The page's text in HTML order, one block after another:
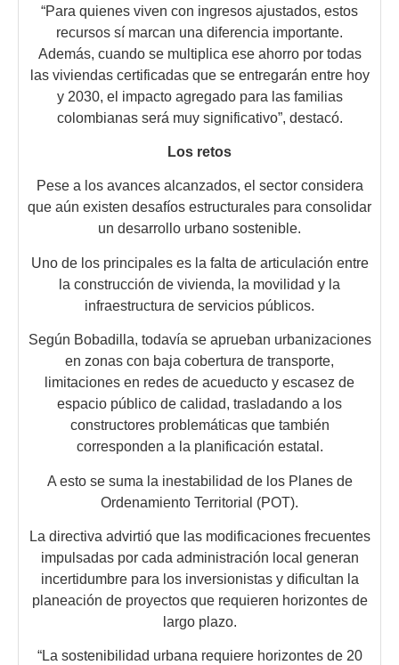
“Para quienes viven con ingresos ajustados, estos
recursos sí marcan una diferencia importante.
Además, cuando se multiplica ese ahorro por todas
las viviendas certificadas que se entregarán entre hoy
y 2030, el impacto agregado para las familias
colombianas será muy significativo”, destacó.
Los retos
Pese a los avances alcanzados, el sector considera
que aún existen desafíos estructurales para consolidar
un desarrollo urbano sostenible.
Uno de los principales es la falta de articulación entre
la construcción de vivienda, la movilidad y la
infraestructura de servicios públicos.
Según Bobadilla, todavía se aprueban urbanizaciones
en zonas con baja cobertura de transporte,
limitaciones en redes de acueducto y escasez de
espacio público de calidad, trasladando a los
constructores problemáticas que también
corresponden a la planificación estatal.
A esto se suma la inestabilidad de los Planes de
Ordenamiento Territorial (POT).
La directiva advirtió que las modificaciones frecuentes
impulsadas por cada administración local generan
incertidumbre para los inversionistas y dificultan la
planeación de proyectos que requieren horizontes de
largo plazo.
“La sostenibilidad urbana requiere horizontes de 20